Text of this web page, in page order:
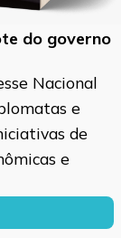
do governo
Nacional
e
de
e